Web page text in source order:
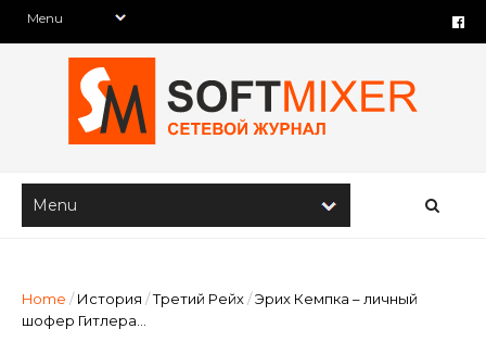
Home / История /Третий Рейх/Эрих Кемпка – личный
шофер Гитлера...